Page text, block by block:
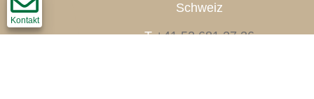
Kontakt
Schweiz
T+41 52 681 27 36